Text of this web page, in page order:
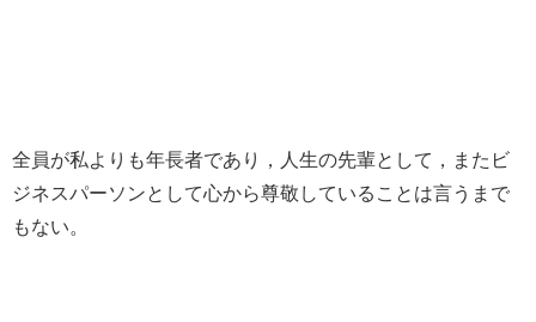
全員が私よりも年長者であり，人生の先輩として，またビ
ジネスパーソンとして心から尊敬していることは言うまで
もない。